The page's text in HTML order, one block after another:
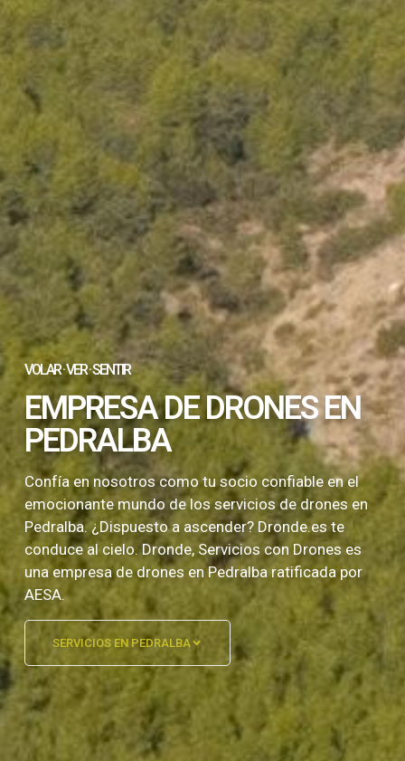
VOLAR · VER · SENTIR
EMPRESA DE DRONES EN
PEDRALBA
Confía en nosotros como tu socio confiable en el
emocionante mundo de los servicios de drones en
Pedralba. ¿Dispuesto a ascender? Dronde.es te
conduce al cielo. Dronde, Servicios con Drones es
una empresa de drones en Pedralba ratificada por
AESA.
SERVICIOS EN PEDRALBA